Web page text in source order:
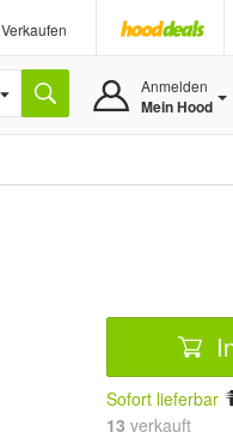
Verkaufen
Anmelden
Mein Hood
Sofort lieferbar
13 verkauft